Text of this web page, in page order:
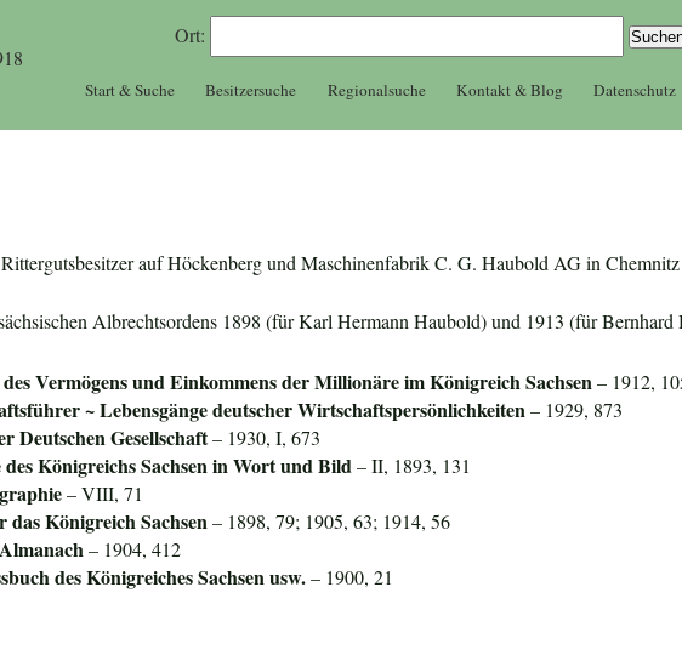
Ort:
Start & Suche Besitzersuche Regionalsuche Kontakt & Blog Datenschutz
auf Höckenberg und Maschinenfabrik C. G. Haubold AG in Chemnitz
Albrechtsordens 1898 (für Karl Hermann Haubold) und 1913 (für Bernhard
Vermögens und Einkommens der Millionäre im Königreich Sachsen– 1912,
~ Lebensgänge deutscher Wirtschaftspersönlichkeiten– 1929, 873
Deutschen Gesellschaft– 1930, I, 673
desKönigreichs Sachsen in Wort und Bild– II, 1893, 131
– VIII, 71
dasKönigreich Sachsen– 1898, 79; 1905, 63; 1914, 56
– 1904, 412
desKönigreiches Sachsenusw.– 1900, 21